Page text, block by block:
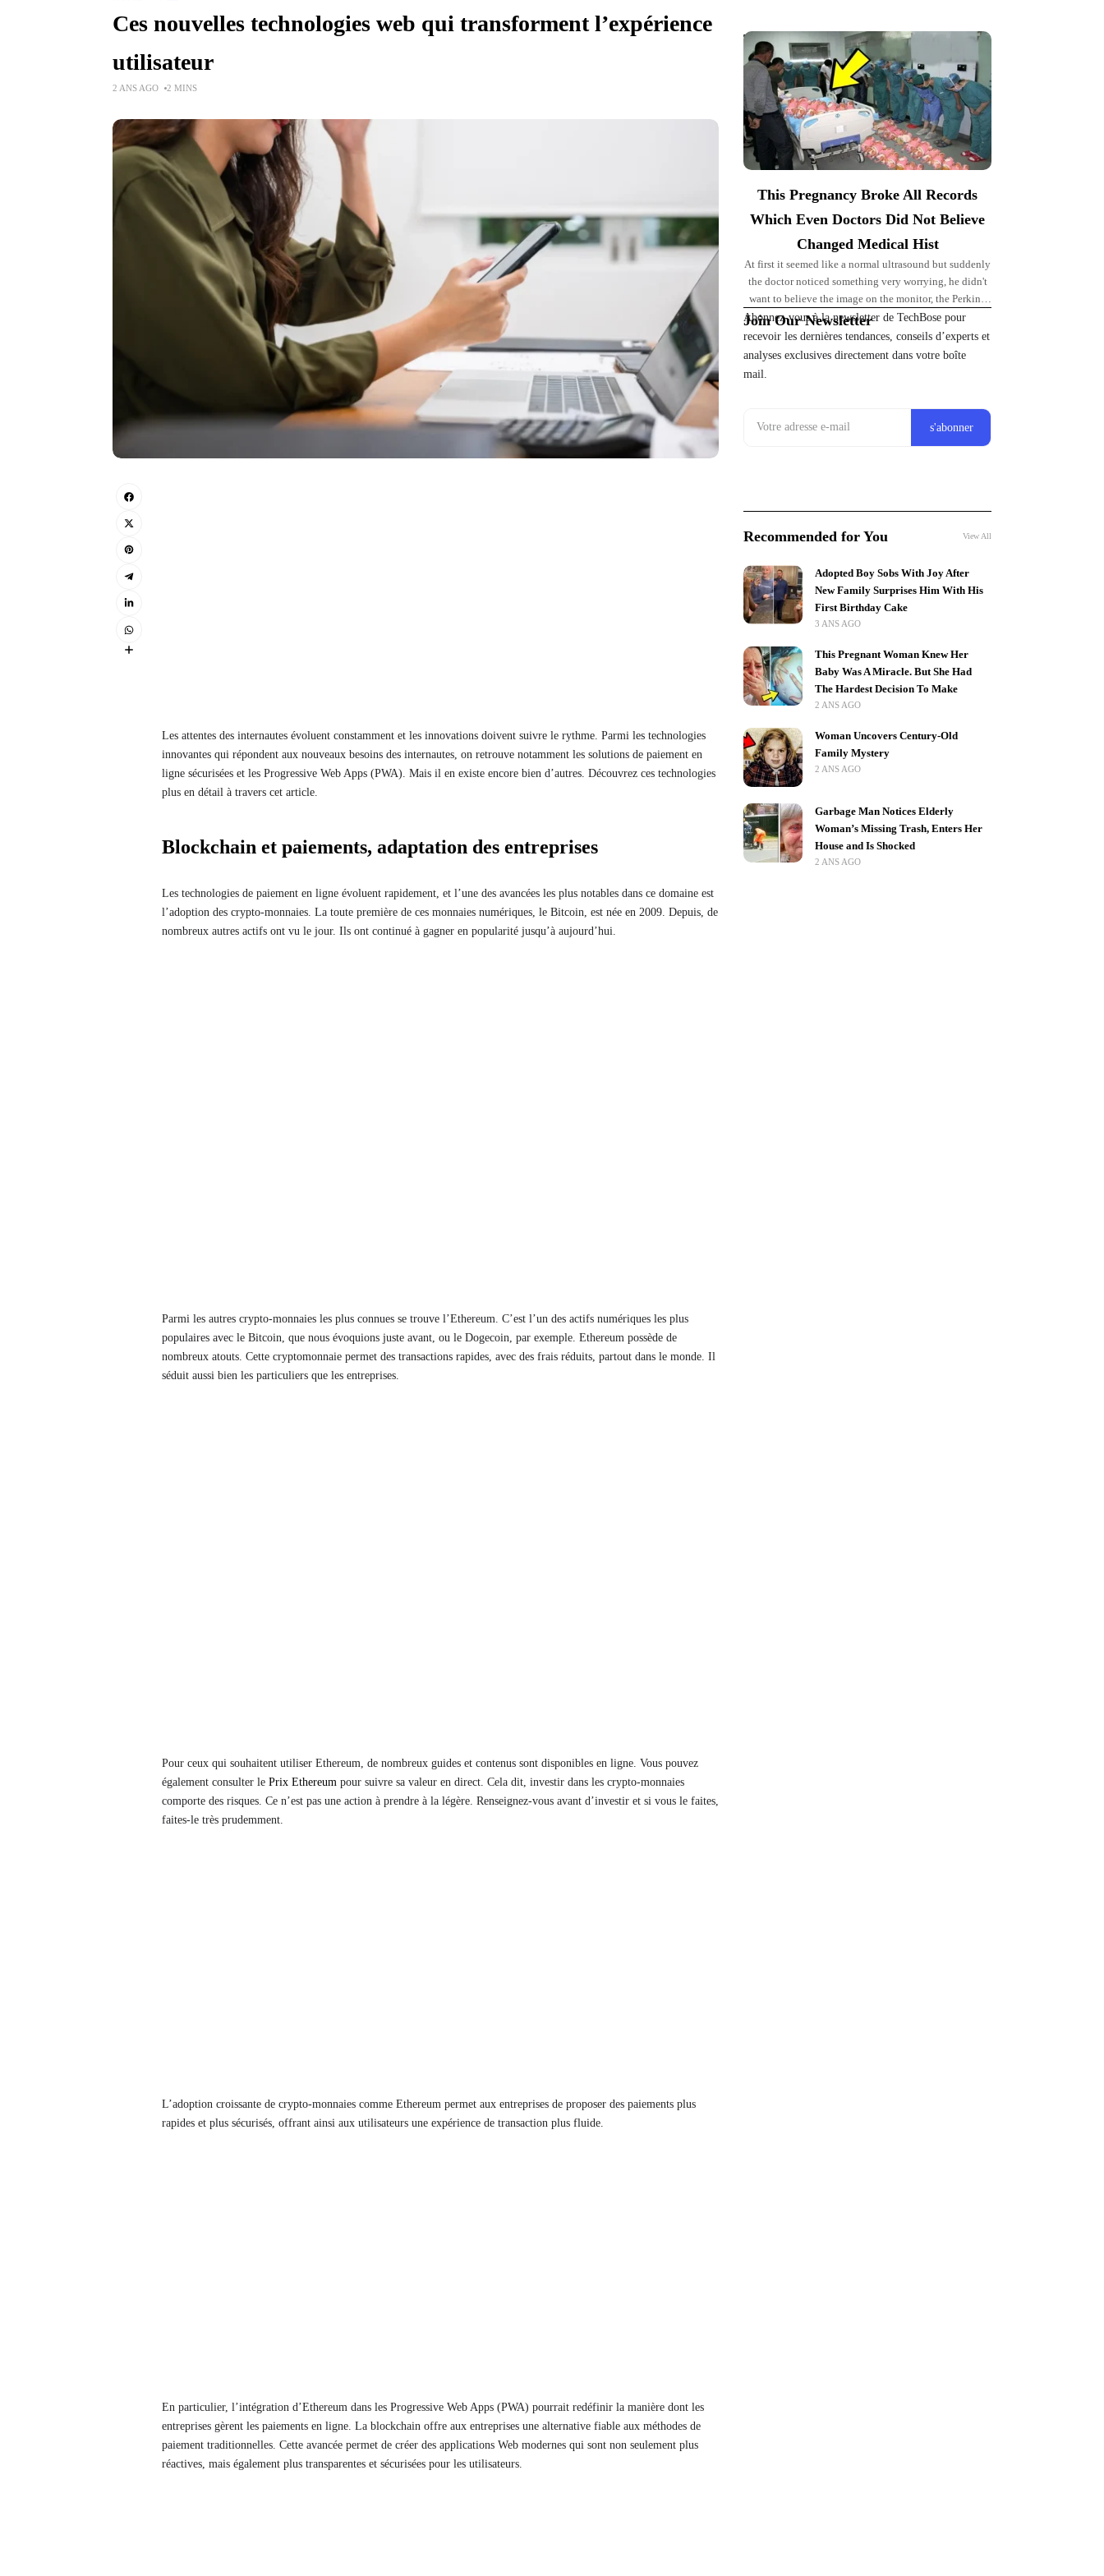
Ces nouvelles technologies web qui transforment l’expérience
utilisateur
2 ANS AGO 2 MINS
Les attentes des internautes évoluent constamment et les innovations doivent suivre le rythme. Parmi les technologies
innovantes qui répondent aux nouveaux besoins des internautes, on retrouve notamment les solutions de paiement en
ligne sécurisées et les Progressive Web Apps (PWA). Mais il en existe encore bien d’autres. Découvrez ces technologies
plus en détail à travers cet article.
Blockchain et paiements, adaptation des entreprises
Les technologies de paiement en ligne évoluent rapidement, et l’une des avancées les plus notables dans ce domaine est
l’adoption des crypto-monnaies. La toute première de ces monnaies numériques, le Bitcoin, est née en 2009. Depuis, de
nombreux autres actifs ont vu le jour. Ils ont continué à gagner en popularité jusqu’à aujourd’hui.
Parmi les autres crypto-monnaies les plus connues se trouve l’Ethereum. C’est l’un des actifs numériques les plus
populaires avec le Bitcoin, que nous évoquions juste avant, ou le Dogecoin, par exemple. Ethereum possède de
nombreux atouts. Cette cryptomonnaie permet des transactions rapides, avec des frais réduits, partout dans le monde. Il
séduit aussi bien les particuliers que les entreprises.
Pour ceux qui souhaitent utiliser Ethereum, de nombreux guides et contenus sont disponibles en ligne. Vous pouvez
également consulter le Prix ​​​​Ethereum pour suivre sa valeur en direct. Cela dit, investir dans les crypto-monnaies
comporte des risques. Ce n’est pas une action à prendre à la légère. Renseignez-vous avant d’investir et si vous le faites,
faites-le très prudemment.
L’adoption croissante de crypto-monnaies comme Ethereum permet aux entreprises de proposer des paiements plus
rapides et plus sécurisés, offrant ainsi aux utilisateurs une expérience de transaction plus fluide.
En particulier, l’intégration d’Ethereum dans les Progressive Web Apps (PWA) pourrait redéfinir la manière dont les
entreprises gèrent les paiements en ligne. La blockchain offre aux entreprises une alternative fiable aux méthodes de
paiement traditionnelles. Cette avancée permet de créer des applications Web modernes qui sont non seulement plus
réactives, mais également plus transparentes et sécurisées pour les utilisateurs.
Top Picks for You
This Pregnancy Broke All Records
Which Even Doctors Did Not Believe
Changed Medical Hist
At first it seemed like a normal ultrasound but suddenly
the doctor noticed something very worrying, he didn't
want to believe the image on the monitor, the Perkins'
pregnancy took
Join Our Newsletter
Abonnez-vous à la newsletter de TechBose pour
recevoir les dernières tendances, conseils d’experts et
analyses exclusives directement dans votre boîte
mail.
Recommended for You View All
Adopted Boy Sobs With Joy After
New Family Surprises Him With His
First Birthday Cake
3 ANS AGO
This Pregnant Woman Knew Her
Baby Was A Miracle. But She Had
The Hardest Decision To Make
2 ANS AGO
Woman Uncovers Century-Old
Family Mystery
2 ANS AGO
Garbage Man Notices Elderly
Woman’s Missing Trash, Enters Her
House and Is Shocked
2 ANS AGO